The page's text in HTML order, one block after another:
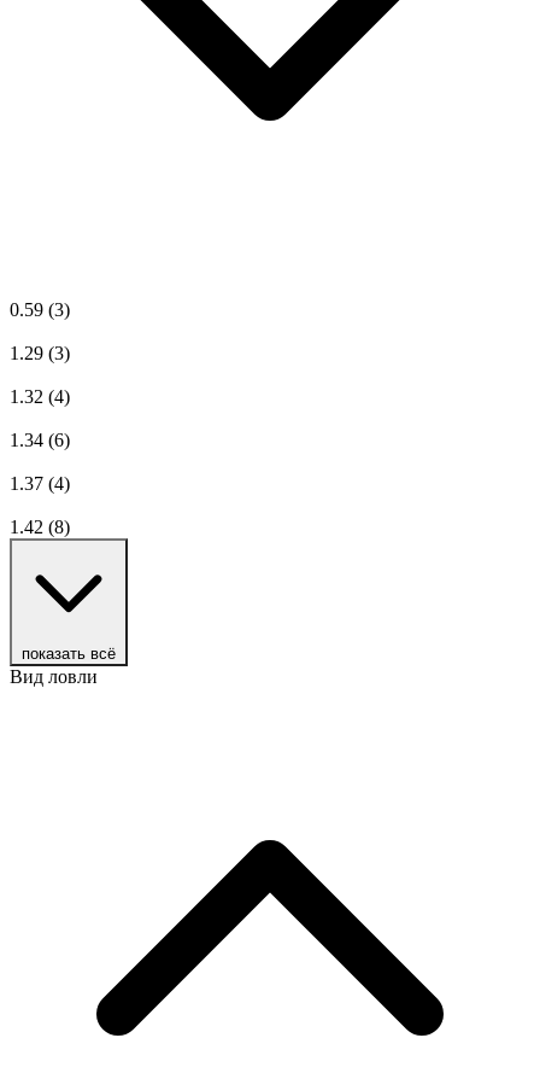
0.59 (3)
1.29 (3)
1.32 (4)
1.34 (6)
1.37 (4)
1.42 (8)
показать всё
Вид ловли